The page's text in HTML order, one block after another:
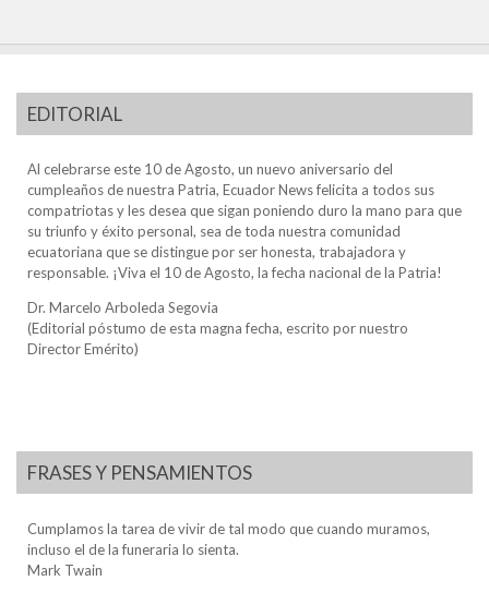
EDITORIAL
Al celebrarse este 10 de Agosto, un nuevo aniversario del
cumpleaños de nuestra Patria, Ecuador News felicita a todos sus
compatriotas y les desea que sigan poniendo duro la mano para que
su triunfo y éxito personal, sea de toda nuestra comunidad
ecuatoriana que se distingue por ser honesta, trabajadora y
responsable. ¡Viva el 10 de Agosto, la fecha nacional de la Patria!
Dr. Marcelo Arboleda Segovia
(Editorial póstumo de esta magna fecha, escrito por nuestro
Director Emérito)
FRASES Y PENSAMIENTOS
Cumplamos la tarea de vivir de tal modo que cuando muramos,
incluso el de la funeraria lo sienta.
Mark Twain